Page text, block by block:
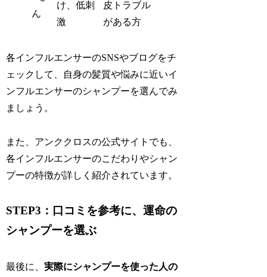
ん
け、低刺
激
皮トラブル
がある方
各インフルエンサーのSNSやブログをチ
ェックして、自身の髪質や悩みに近いイ
ンフルエンサーのシャンプーを選んでみ
ましょう。
また、アンククロスの公式サイトでも、
各インフルエンサーのこだわりやシャン
プーの特徴が詳しく紹介されています。
STEP3：口コミを参考に、運命の
シャンプーを選ぶ
最後に、実際にシャンプーを使った人の